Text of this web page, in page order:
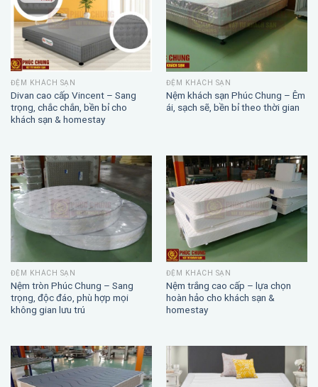
ĐỆM KHÁCH SẠN
Divan cao cấp Vincent – Sang
trọng, chắc chắn, bền bỉ cho
khách sạn & homestay
ĐỆM KHÁCH SẠN
Nệm khách sạn Phúc Chung – Êm
ái, sạch sẽ, bền bỉ theo thời gian
ĐỆM KHÁCH SẠN
Nệm tròn Phúc Chung – Sang
trọng, độc đáo, phù hợp mọi
không gian lưu trú
ĐỆM KHÁCH SẠN
Nệm trắng cao cấp – lựa chọn
hoàn hảo cho khách sạn &
homestay